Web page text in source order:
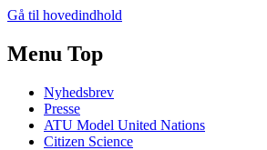
Gå til hovedindhold
Menu Top
Nyhedsbrev
Presse
ATU Model United Nations
Citizen Science